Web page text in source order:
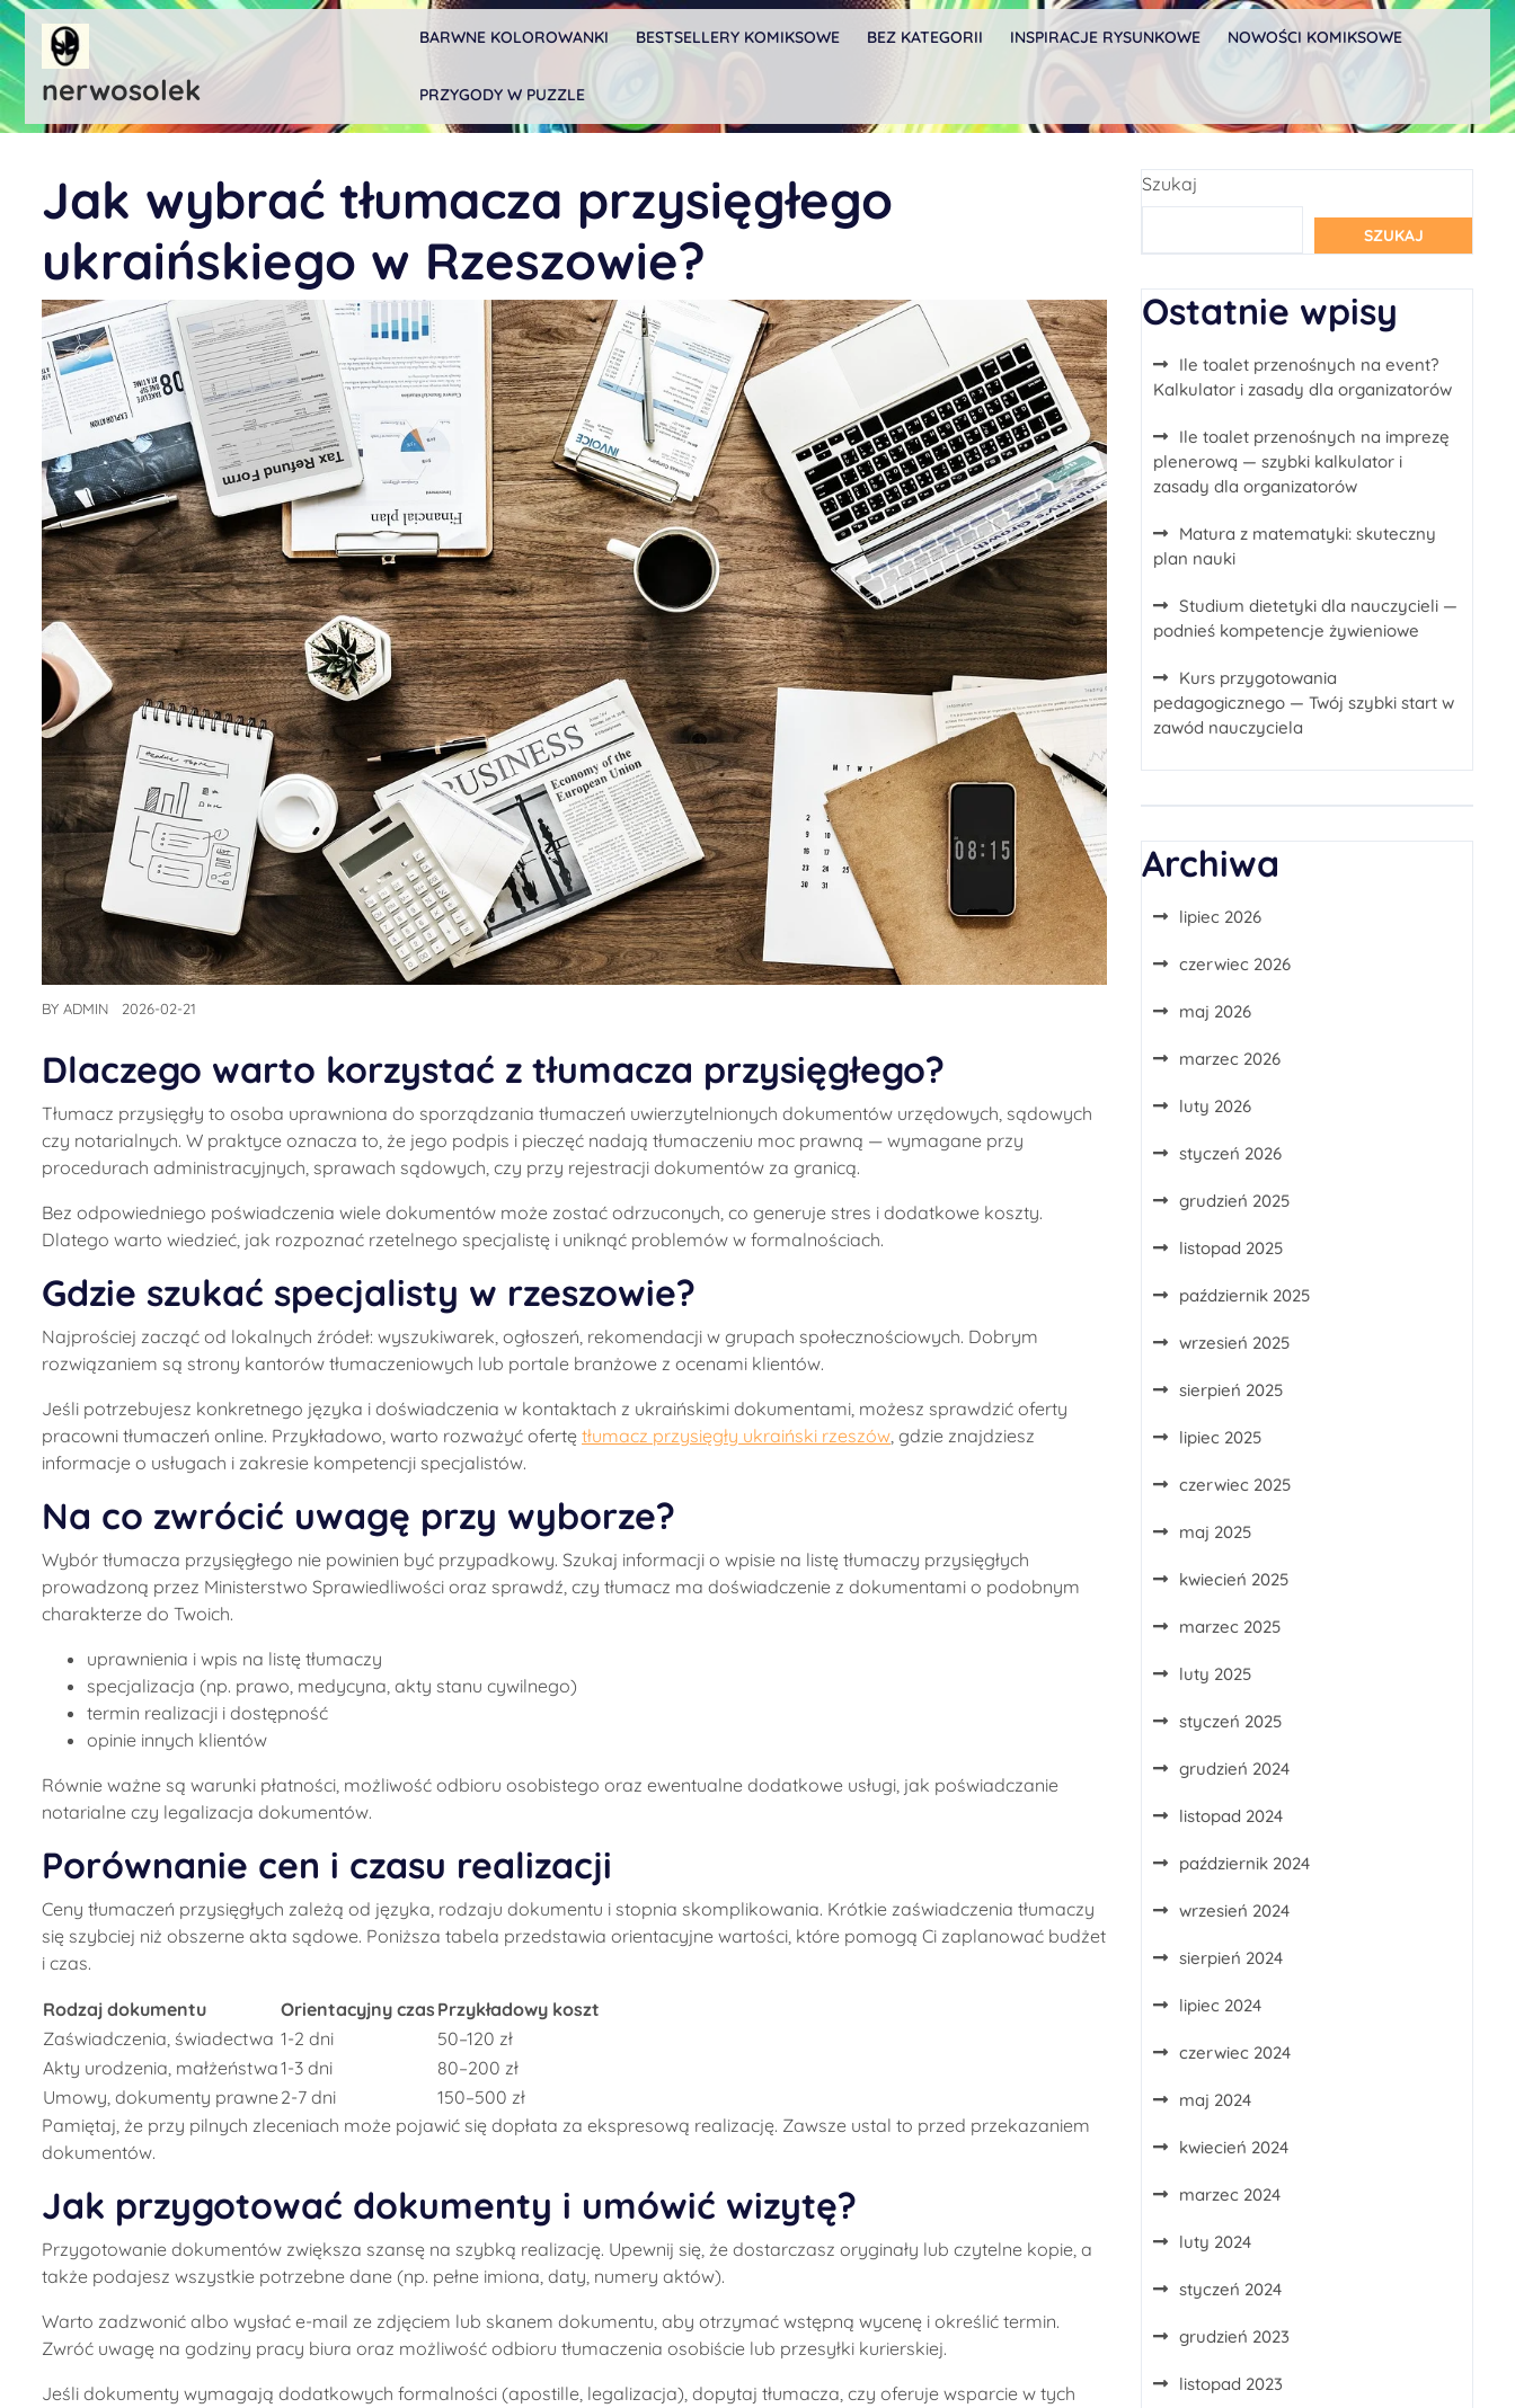
Skip
to
content
nerwosolek
BARWNE KOLOROWANKI BESTSELLERY KOMIKSOWE BEZ KATEGORII INSPIRACJE RYSUNKOWE NOWOŚCI KOMIKSOWE
PRZYGODY W PUZZLE
Jak wybrać tłumacza przysięgłego
ukraińskiego w Rzeszowie?
BY ADMIN 2026-02-21
Dlaczego warto korzystać z tłumacza przysięgłego?
Tłumacz przysięgły to osoba uprawniona do sporządzania tłumaczeń uwierzytelnionych dokumentów urzędowych, sądowych
czy notarialnych. W praktyce oznacza to, że jego podpis i pieczęć nadają tłumaczeniu moc prawną — wymagane przy
procedurach administracyjnych, sprawach sądowych, czy przy rejestracji dokumentów za granicą.
Bez odpowiedniego poświadczenia wiele dokumentów może zostać odrzuconych, co generuje stres i dodatkowe koszty.
Dlatego warto wiedzieć, jak rozpoznać rzetelnego specjalistę i uniknąć problemów w formalnościach.
Gdzie szukać specjalisty w rzeszowie?
Najprościej zacząć od lokalnych źródeł: wyszukiwarek, ogłoszeń, rekomendacji w grupach społecznościowych. Dobrym
rozwiązaniem są strony kantorów tłumaczeniowych lub portale branżowe z ocenami klientów.
Jeśli potrzebujesz konkretnego języka i doświadczenia w kontaktach z ukraińskimi dokumentami, możesz sprawdzić oferty
pracowni tłumaczeń online. Przykładowo, warto rozważyć ofertę tłumacz przysięgły ukraiński rzeszów, gdzie znajdziesz
informacje o usługach i zakresie kompetencji specjalistów.
Na co zwrócić uwagę przy wyborze?
Wybór tłumacza przysięgłego nie powinien być przypadkowy. Szukaj informacji o wpisie na listę tłumaczy przysięgłych
prowadzoną przez Ministerstwo Sprawiedliwości oraz sprawdź, czy tłumacz ma doświadczenie z dokumentami o podobnym
charakterze do Twoich.
uprawnienia i wpis na listę tłumaczy
specjalizacja (np. prawo, medycyna, akty stanu cywilnego)
termin realizacji i dostępność
opinie innych klientów
Równie ważne są warunki płatności, możliwość odbioru osobistego oraz ewentualne dodatkowe usługi, jak poświadczanie
notarialne czy legalizacja dokumentów.
Porównanie cen i czasu realizacji
Ceny tłumaczeń przysięgłych zależą od języka, rodzaju dokumentu i stopnia skomplikowania. Krótkie zaświadczenia tłumaczy
się szybciej niż obszerne akta sądowe. Poniższa tabela przedstawia orientacyjne wartości, które pomogą Ci zaplanować budżet
i czas.
Rodzaj dokumentu Orientacyjny czas Przykładowy koszt
Zaświadczenia, świadectwa 1-2 dni
50–120 zł
Akty urodzenia, małżeństwa1-3 dni
80–200 zł
Umowy, dokumenty prawne2-7 dni
150–500 zł
Pamiętaj, że przy pilnych zleceniach może pojawić się dopłata za ekspresową realizację. Zawsze ustal to przed przekazaniem
dokumentów.
Jak przygotować dokumenty i umówić wizytę?
Przygotowanie dokumentów zwiększa szansę na szybką realizację. Upewnij się, że dostarczasz oryginały lub czytelne kopie, a
także podajesz wszystkie potrzebne dane (np. pełne imiona, daty, numery aktów).
Warto zadzwonić albo wysłać e-mail ze zdjęciem lub skanem dokumentu, aby otrzymać wstępną wycenę i określić termin.
Zwróć uwagę na godziny pracy biura oraz możliwość odbioru tłumaczenia osobiście lub przesyłki kurierskiej.
Jeśli dokumenty wymagają dodatkowych formalności (apostille, legalizacja), dopytaj tłumacza, czy oferuje wsparcie w tych
Szukaj
SZUKAJ
Ostatnie wpisy
Ile toalet przenośnych na event?
Kalkulator i zasady dla organizatorów
Ile toalet przenośnych na imprezę
plenerową — szybki kalkulator i
zasady dla organizatorów
Matura z matematyki: skuteczny
plan nauki
Studium dietetyki dla nauczycieli —
podnieś kompetencje żywieniowe
Kurs przygotowania
pedagogicznego — Twój szybki start w
zawód nauczyciela
Archiwa
lipiec 2026
czerwiec 2026
maj 2026
marzec 2026
luty 2026
styczeń 2026
grudzień 2025
listopad 2025
październik 2025
wrzesień 2025
sierpień 2025
lipiec 2025
czerwiec 2025
maj 2025
kwiecień 2025
marzec 2025
luty 2025
styczeń 2025
grudzień 2024
listopad 2024
październik 2024
wrzesień 2024
sierpień 2024
lipiec 2024
czerwiec 2024
maj 2024
kwiecień 2024
marzec 2024
luty 2024
styczeń 2024
grudzień 2023
listopad 2023